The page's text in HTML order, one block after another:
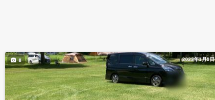
2023年1月9日
8